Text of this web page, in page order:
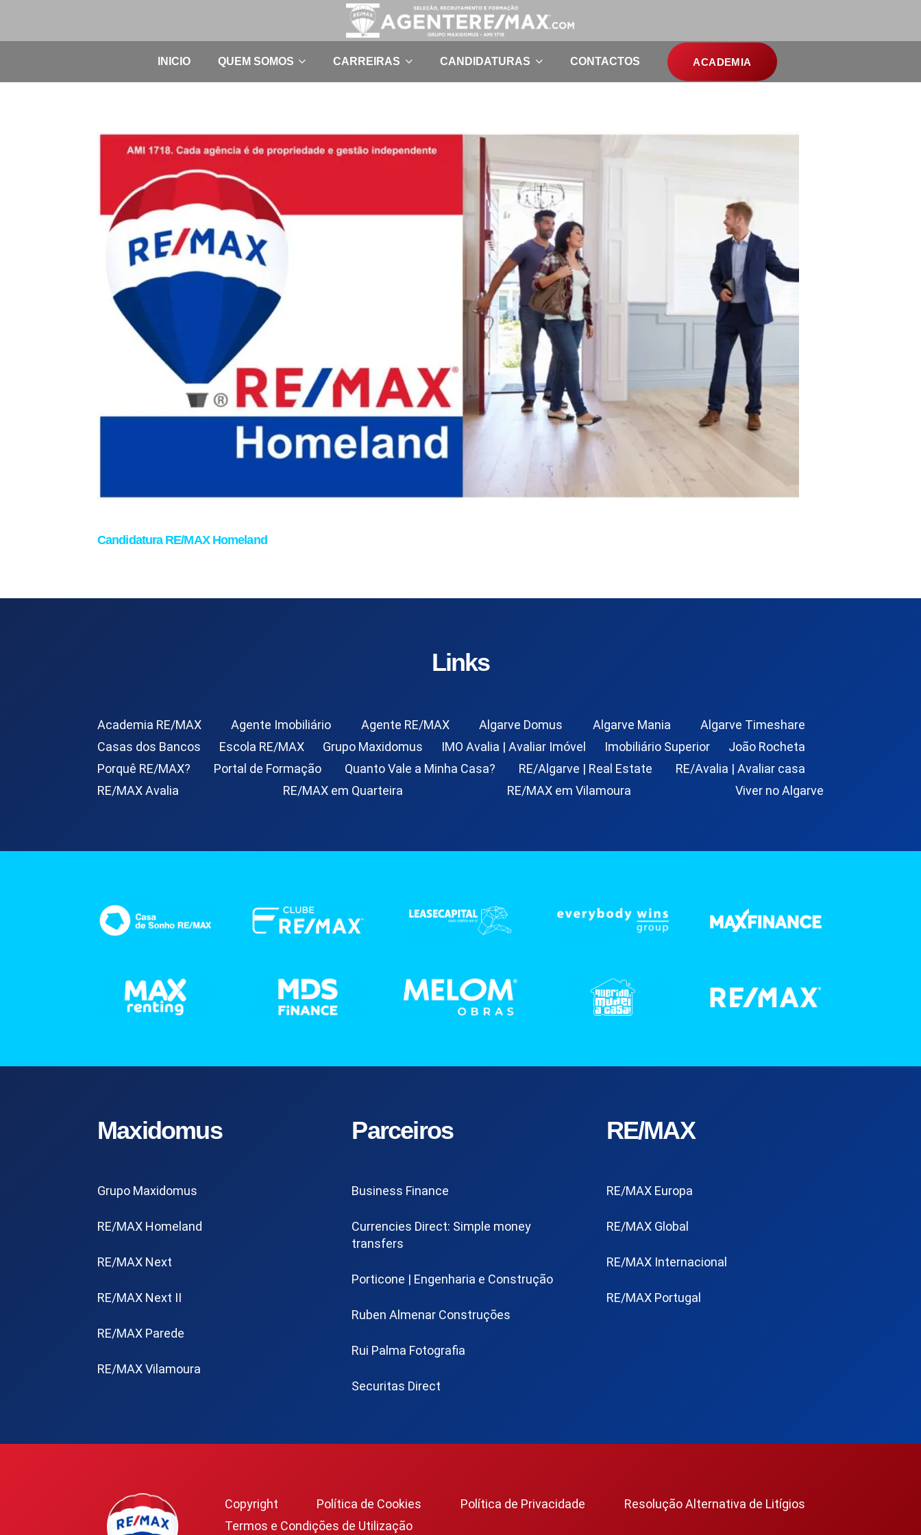
INICIO QUEM SOMOS CARREIRAS CANDIDATURAS CONTACTOS ACADEMIA
Candidatura RE/MAX Homeland
Links
Academia RE/MAX Agente Imobiliário Agente RE/MAX Algarve Domus Algarve Mania
Algarve Timeshare
Casas dos Bancos
Escola RE/MAX Grupo Maxidomus IMO Avalia | Avaliar Imóvel Imobiliário Superior
João Rocheta
Porquê RE/MAX?
Portal de Formação Quanto Vale a Minha Casa? RE/Algarve | Real Estate
RE/Avalia | Avaliar casa
RE/MAX Avalia
RE/MAX em Quarteira RE/MAX em Vilamoura Viver no Algarve
Maxidomus
Grupo Maxidomus
RE/MAX Homeland
RE/MAX Next
RE/MAX Next II
RE/MAX Parede
RE/MAX Vilamoura
Parceiros
Business Finance
Currencies Direct: Simple money
transfers
Porticone | Engenharia e Construção
Ruben Almenar Construções
Rui Palma Fotografia
Securitas Direct
RE/MAX
RE/MAX Europa
RE/MAX Global
RE/MAX Internacional
RE/MAX Portugal
Copyright Política de Cookies Política de Privacidade
Resolução Alternativa de Litígios
Termos e Condições de Utilização